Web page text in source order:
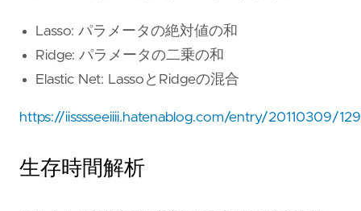
Lasso: パラメータの絶対値の和
Ridge: パラメータの二乗の和
Elastic Net: LassoとRidgeの混合
https://iisssseeiiii.hatenablog.com/entry/20110309/
生存時間解析